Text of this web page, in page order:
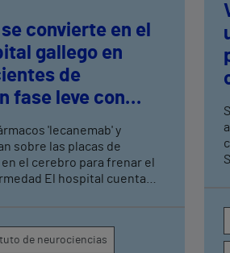
convierte en el
gallego en
de
fase leve con
'lecanemab' y
sobre las placas de
el cerebro para frenar el
cuenta
de cada paciente
de neurociencias